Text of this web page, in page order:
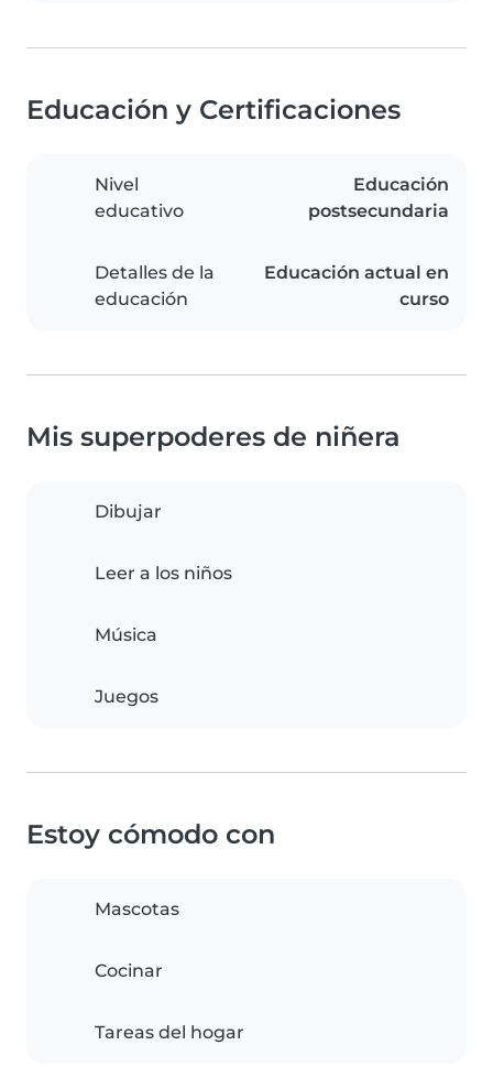
Educación y Certificaciones
Nivel
educativo
Educación
postsecundaria
Detalles de la
educación
Educación actual en
curso
Mis superpoderes de niñera
Dibujar
Leer a los niños
Música
Juegos
Estoy cómodo con
Mascotas
Cocinar
Tareas del hogar